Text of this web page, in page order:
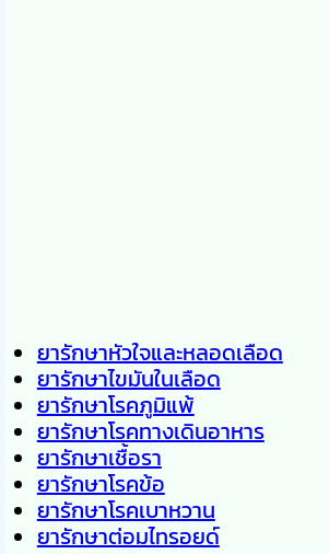
ยารักษาหัวใจและหลอดเลือด
ยารักษาไขมันในเลือด
ยารักษาโรคภูมิแพ้
ยารักษาโรคทางเดินอาหาร
ยารักษาเชื้อรา
ยารักษาโรคข้อ
ยารักษาโรคเบาหวาน
ยารักษาต่อมไทรอยด์